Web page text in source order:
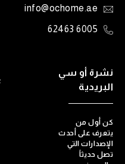
info@ochome.ae
6005 62463
نشرة أو سي
البريدية
كن أول من
يتعرف على أحدث
الإصدارات التي
تصل حديثاً